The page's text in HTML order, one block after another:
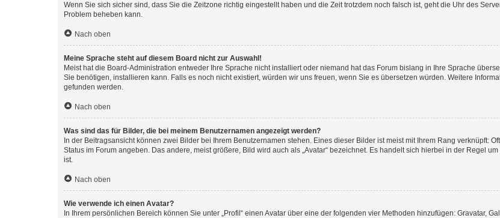
Wenn Sie sich sicher sind, dass Sie die Zeitzone richtig eingestellt haben und die Zeit trotzdem noch falsch ist, geht die Uhr des
Problem beheben kann.
Nach oben
Meine Sprache steht auf diesem Board nicht zur Auswahl!
Meist hat die Board-Administration entweder Ihre Sprache nicht installiert oder niemand hat das Forum bislang in Ihre Sprache
Sie benötigen, installieren kann. Falls es noch nicht existiert, würden wir uns freuen, wenn Sie es übersetzen würden. Weitere
gefunden werden.
Nach oben
Was sind das für Bilder, die bei meinem Benutzernamen angezeigt werden?
In der Beitragsansicht können zwei Bilder bei Ihrem Benutzernamen stehen. Eines dieser Bilder ist meist mit Ihrem Rang verknüpft:
Status im Forum angeben. Das andere, meist größere, Bild wird auch als „Avatar“ bezeichnet. Es handelt sich hierbei in der Regel
ist.
Nach oben
Wie verwende ich einen Avatar?
In Ihrem persönlichen Bereich können Sie unter „Profil“ einen Avatar über eine der folgenden vier Methoden hinzufügen: Gravatar,